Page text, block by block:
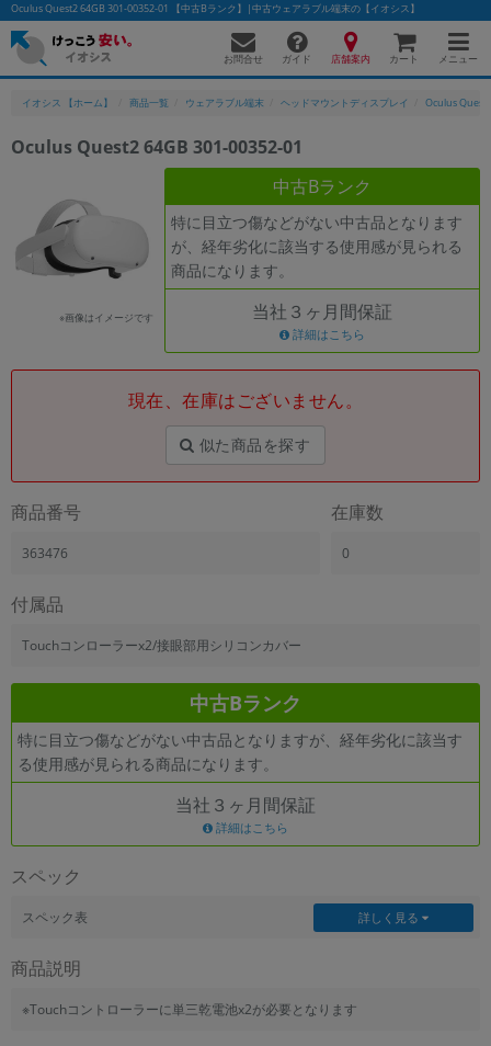
Oculus Quest2 64GB 301-00352-01 【中古Bランク】|中古ウェアラブル端末の【イオシス】
お問合せ ガイド 店舗案内 カート メニュー
イオシス 【ホーム】 商品一覧 ウェアラブル端末 ヘッドマウントディスプレイ Oculus
Oculus Quest2 64GB 301-00352-01
※画像はイメージです
中古Bランク
特に目立つ傷などがない中古品となります
が、経年劣化に該当する使用感が見られる
商品になります。
当社３ヶ月間保証
詳細はこちら
現在、在庫はございません。
似た商品を探す
商品番号
363476
在庫数
0
付属品
Touchコンローラーx2/接眼部用シリコンカバー
中古Bランク
特に目立つ傷などがない中古品となりますが、経年劣化に該当す
る使用感が見られる商品になります。
当社３ヶ月間保証
詳細はこちら
スペック
スペック表 詳しく見る
商品説明
※Touchコントローラーに単三乾電池x2が必要となります
かんたんパソコン検索に切り替える
フリーワード
カテゴリー
商品ジャンルの絞り込み
「スマートフォン」「タブレット」など
製造、販売メーカーの絞り込み
機能・特徴
商品の搭載機能による絞り込み
「5G対応」「防水」「ワンセグ」など
ランク
商品状態の絞り込み
CPU
OSの絞り込み
メモリ
~